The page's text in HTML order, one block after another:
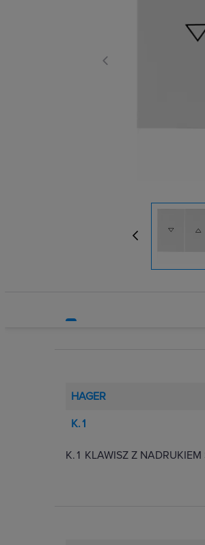
Prowadzenie kabli
HAGER
K.1
K.1 KLAWISZ Z